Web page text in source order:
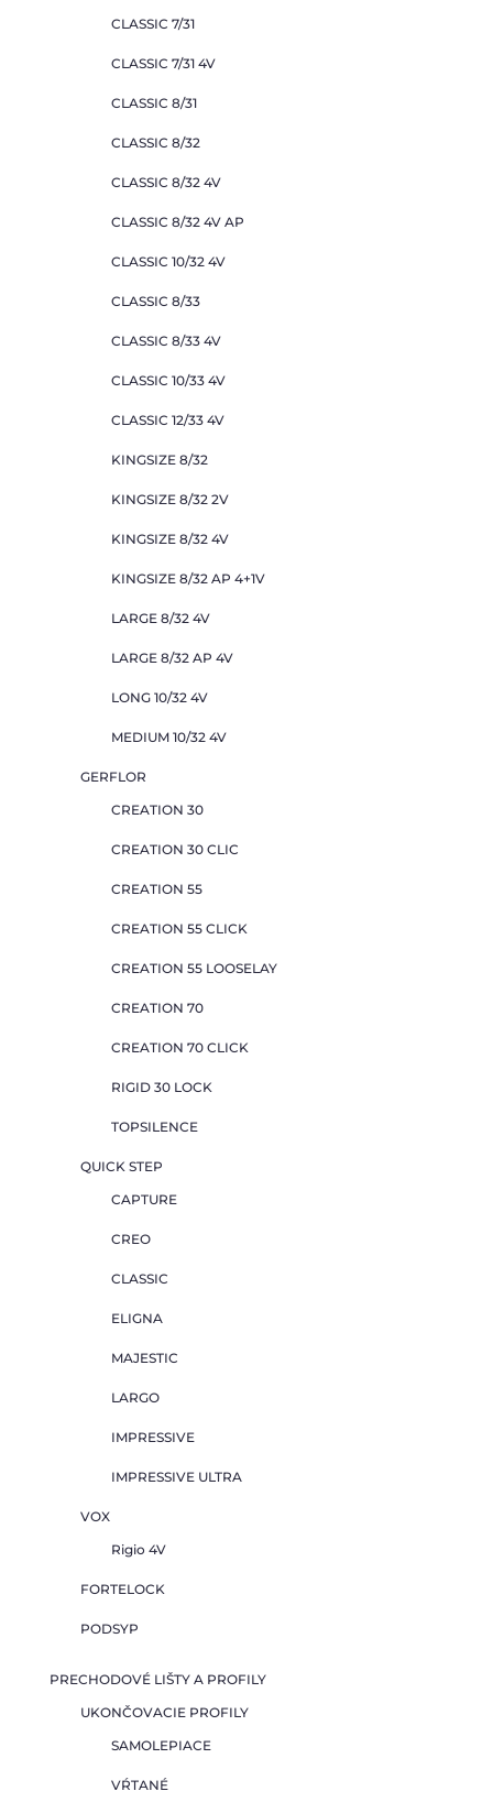
CLASSIC 7/31
CLASSIC 7/31 4V
CLASSIC 8/31
CLASSIC 8/32
CLASSIC 8/32 4V
CLASSIC 8/32 4V AP
CLASSIC 10/32 4V
CLASSIC 8/33
CLASSIC 8/33 4V
CLASSIC 10/33 4V
CLASSIC 12/33 4V
KINGSIZE 8/32
KINGSIZE 8/32 2V
KINGSIZE 8/32 4V
KINGSIZE 8/32 AP 4+1V
LARGE 8/32 4V
LARGE 8/32 AP 4V
LONG 10/32 4V
MEDIUM 10/32 4V
GERFLOR
CREATION 30
CREATION 30 CLIC
CREATION 55
CREATION 55 CLICK
CREATION 55 LOOSELAY
CREATION 70
CREATION 70 CLICK
RIGID 30 LOCK
TOPSILENCE
QUICK STEP
CAPTURE
CREO
CLASSIC
ELIGNA
MAJESTIC
LARGO
IMPRESSIVE
IMPRESSIVE ULTRA
VOX
Rigio 4V
FORTELOCK
PODSYP
PRECHODOVÉ LIŠTY A PROFILY
UKONČOVACIE PROFILY
SAMOLEPIACE
VŔTANÉ